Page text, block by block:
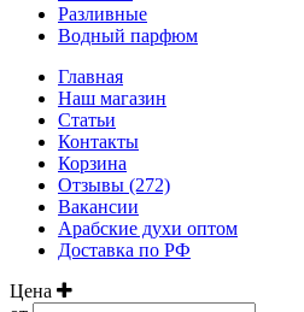
Разливные
Водный парфюм
Главная
Наш магазин
Статьи
Контакты
Корзина
Отзывы (272)
Вакансии
Арабские духи оптом
Доставка по РФ
Цена